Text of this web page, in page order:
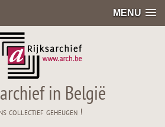
MENU
in België
collectief geheugen !